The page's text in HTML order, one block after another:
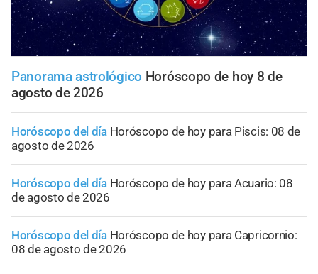
Panorama astrológico Horóscopo de hoy 8 de
agosto de 2026
Horóscopo del día Horóscopo de hoy para Piscis: 08 de
agosto de 2026
Horóscopo del día Horóscopo de hoy para Acuario: 08
de agosto de 2026
Horóscopo del día Horóscopo de hoy para Capricornio:
08 de agosto de 2026